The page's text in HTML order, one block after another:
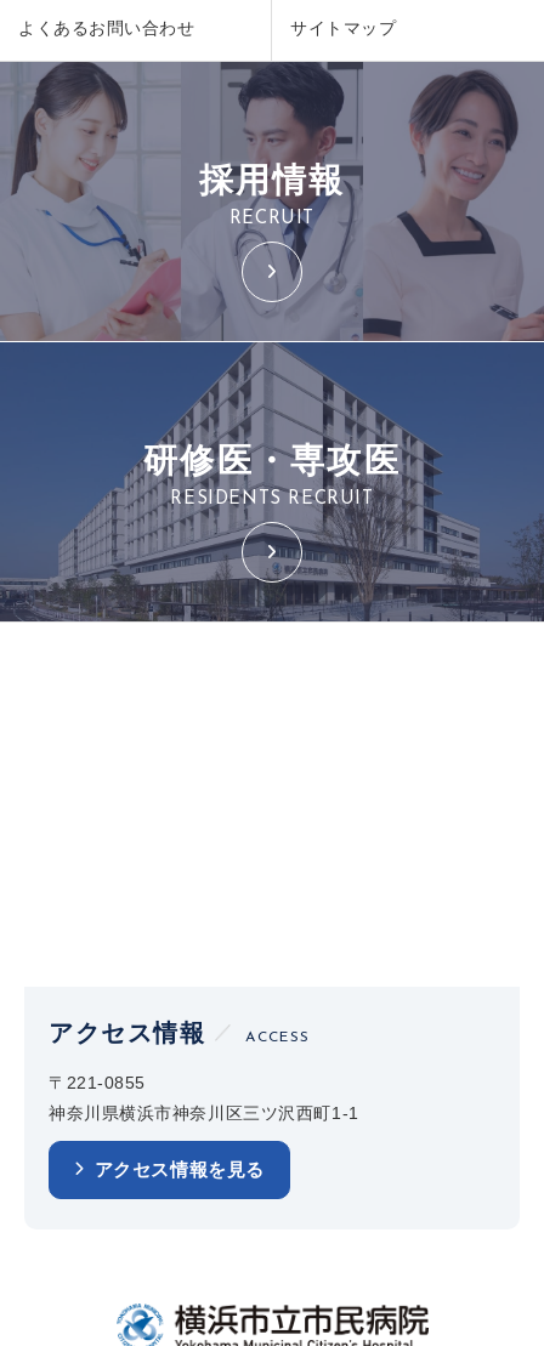
よくあるお問い合わせ サイトマップ
採用情報
RECRUIT
研修医・専攻医
RESIDENTS RECRUIT
アクセス情報 ACCESS
〒221-0855
神奈川県横浜市神奈川区三ツ沢西町1-1
アクセス情報を見る